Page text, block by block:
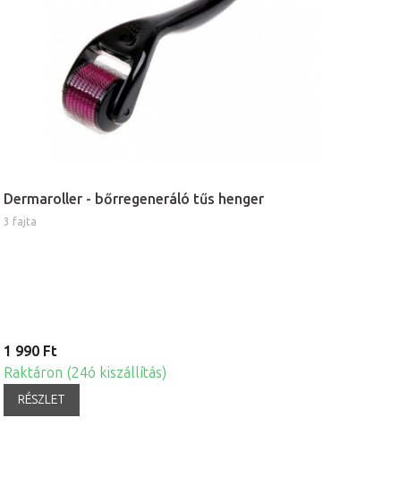
Dermaroller - bőrregeneráló tűs henger
3 fajta
1 990 Ft
Raktáron (24ó kiszállítás)
RÉSZLET